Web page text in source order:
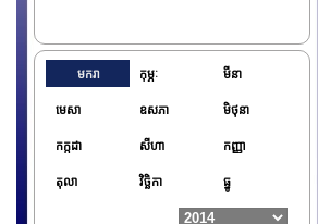
មករា កុម្ភៈ មីនា
មេសា ឧសភា មិថុនា
កក្កដា សីហា កញ្ញា
តុលា វិច្ឆិកា ធ្នូ